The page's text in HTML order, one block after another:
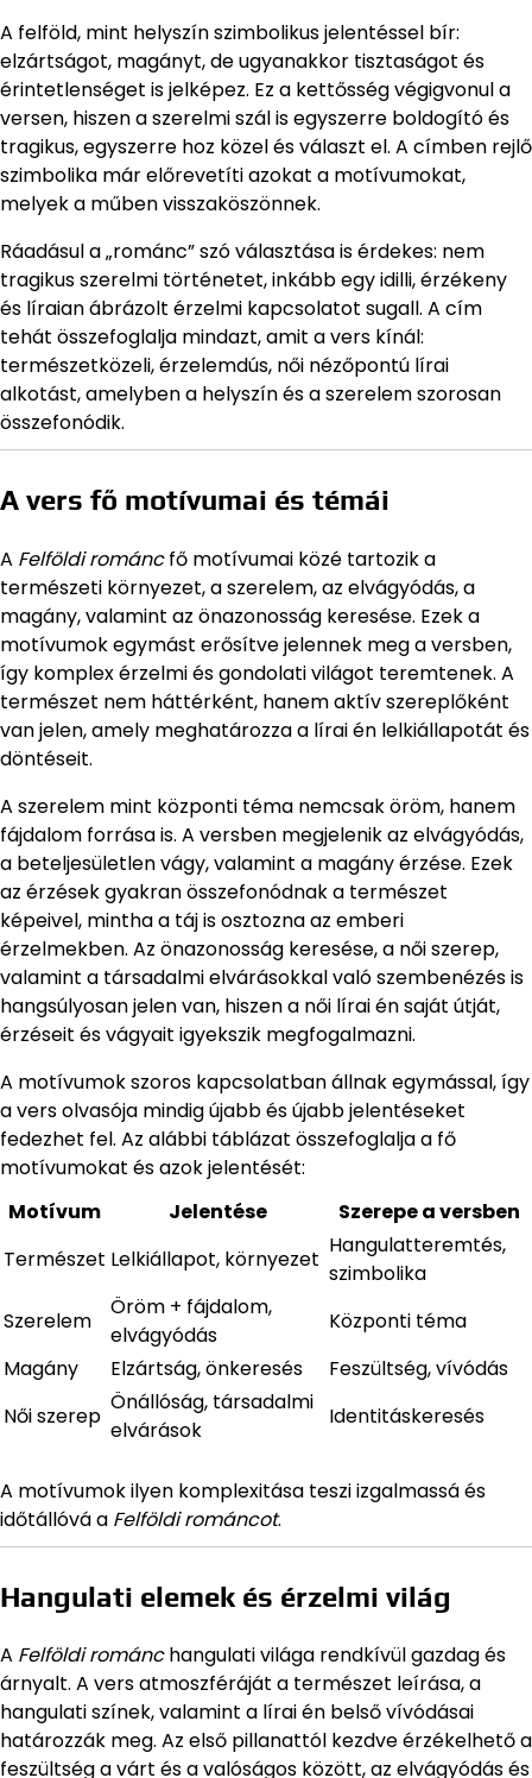
A felföld, mint helyszín szimbolikus jelentéssel bír:
elzártságot, magányt, de ugyanakkor tisztaságot és
érintetlenséget is jelképez. Ez a kettősség végigvonul a
versen, hiszen a szerelmi szál is egyszerre boldogító és
tragikus, egyszerre hoz közel és választ el. A címben rejlő
szimbolika már előrevetíti azokat a motívumokat,
melyek a műben visszaköszönnek.
Ráadásul a „románc” szó választása is érdekes: nem
tragikus szerelmi történetet, inkább egy idilli, érzékeny
és líraian ábrázolt érzelmi kapcsolatot sugall. A cím
tehát összefoglalja mindazt, amit a vers kínál:
természetközeli, érzelemdús, női nézőpontú lírai
alkotást, amelyben a helyszín és a szerelem szorosan
összefonódik.
A vers fő motívumai és témái
A Felföldi románcfő motívumai közé tartozik a
természeti környezet, a szerelem, az elvágyódás, a
magány, valamint az önazonosság keresése. Ezek a
motívumok egymást erősítve jelennek meg a versben,
így komplex érzelmi és gondolati világot teremtenek. A
természet nem háttérként, hanem aktív szereplőként
van jelen, amely meghatározza a lírai én lelkiállapotát és
döntéseit.
A szerelem mint központi téma nemcsak öröm, hanem
fájdalom forrása is. A versben megjelenik az elvágyódás,
a beteljesületlen vágy, valamint a magány érzése. Ezek
az érzések gyakran összefonódnak a természet
képeivel, mintha a táj is osztozna az emberi
érzelmekben. Az önazonosság keresése, a női szerep,
valamint a társadalmi elvárásokkal való szembenézés is
hangsúlyosan jelen van, hiszen a női lírai én saját útját,
érzéseit és vágyait igyekszik megfogalmazni.
A motívumok szoros kapcsolatban állnak egymással, így
a vers olvasója mindig újabb és újabb jelentéseket
fedezhet fel. Az alábbi táblázat összefoglalja a fő
motívumokat és azok jelentését:
Motívum
Jelentése
Szerepe a versben
Természet Lelkiállapot, környezet
Hangulatteremtés,
szimbolika
Szerelem
Öröm + fájdalom,
elvágyódás
Központi téma
Magány
Elzártság, önkeresés
Feszültség, vívódás
Női szerep
Önállóság, társadalmi
elvárások
Identitáskeresés
A motívumok ilyen komplexitása teszi izgalmassá és
időtállóvá a Felföldi románcot.
Hangulati elemek és érzelmi világ
A Felföldi románchangulati világa rendkívül gazdag és
árnyalt. A vers atmoszféráját a természet leírása, a
hangulati színek, valamint a lírai én belső vívódásai
határozzák meg. Az első pillanattól kezdve érzékelhető a
feszültség a várt és a valóságos között, az elvágyódás és